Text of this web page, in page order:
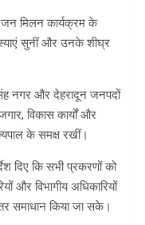
जन मिलन कार्यक्रम के
सुनीं और उनके शीघ्र
नगर और देहरादून जनपदों
विकास कार्यों और
के समक्ष रखीं।
दिए कि सभी प्रकरणों को
और विभागीय अधिकारियों
समाधान किया जा सके।